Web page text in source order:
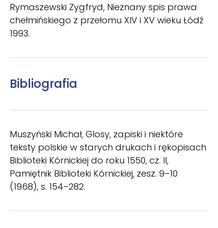
Rymaszewski Zygfryd, Nieznany spis prawa
chełmińskiego z przełomu XIV i XV wieku Łódź
1993.
Bibliografia
Muszyński Michał, Glosy, zapiski i niektóre
teksty polskie w starych drukach i rękopisach
Biblioteki Kórnickiej do roku 1550, cz. II,
Pamiętnik Biblioteki Kórnickiej, zesz. 9–10
(1968), s. 154–282.